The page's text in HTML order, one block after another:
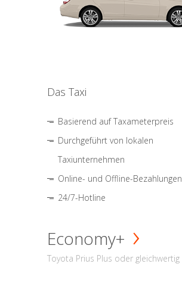
Das Taxi
Basierend auf Taxameterpreis
Durchgeführt von lokalen
Taxiunternehmen
Online- und Offline-Bezahlungen
24/7-Hotline
Economy+
Toyota Prius Plus oder gleichwertig